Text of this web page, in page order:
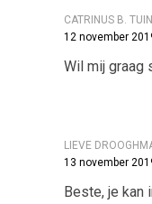
CATRINUS B.
12 november
Wil mij graag
LIEVE
13 november
Beste, je kan